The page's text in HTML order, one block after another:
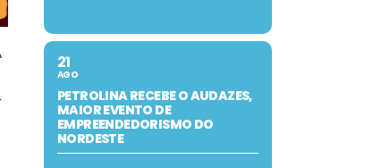
21
AGO
PETROLINA RECEBE O AUDAZES,
MAIOR EVENTO DE
EMPREENDEDORISMO DO
NORDESTE